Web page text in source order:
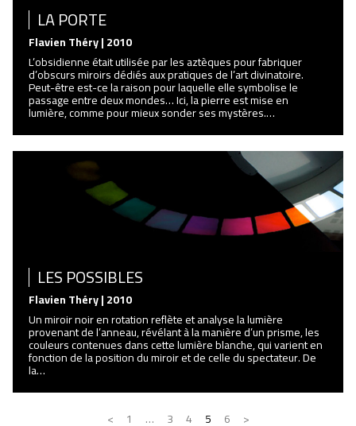
LA PORTE
Flavien Théry | 2010
L’obsidienne était utilisée par les aztèques pour fabriquer
d’obscurs miroirs dédiés aux pratiques de l’art divinatoire.
Peut-être est-ce la raison pour laquelle elle symbolise le
passage entre deux mondes… Ici, la pierre est mise en
lumière, comme pour mieux sonder ses mystères.…
LES POSSIBLES
Flavien Théry | 2010
Un miroir noir en rotation reflète et analyse la lumière
provenant de l’anneau, révélant à la manière d’un prisme, les
couleurs contenues dans cette lumière blanche, qui varient en
fonction de la position du miroir et de celle du spectateur. De
la…
<Précédent
1 … 3 4 5 6 >Suivant